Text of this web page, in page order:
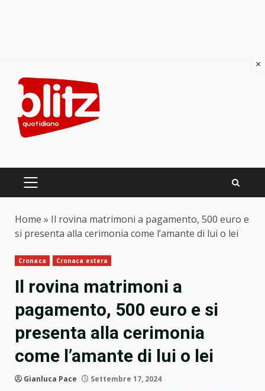
content
PRIMARY
Home » Il rovina matrimoni a pagamento, 500 euro e
si presenta alla cerimonia come l’amante di lui o lei
Cronaca Cronaca estera
Il rovina matrimoni a
pagamento, 500 euro e si
presenta alla cerimonia
come l’amante di lui o lei
Gianluca Pace Settembre 17, 2024
×